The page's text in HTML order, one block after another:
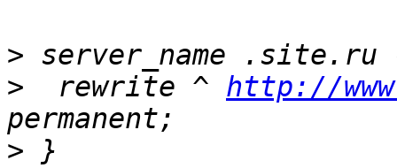
>
>
  rewrite ^
http://
>